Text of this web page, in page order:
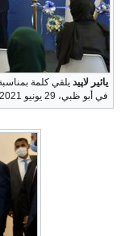
يائير لاپيد يلقي كلمة
في أبو ظبي، 29 يونيو 2021.